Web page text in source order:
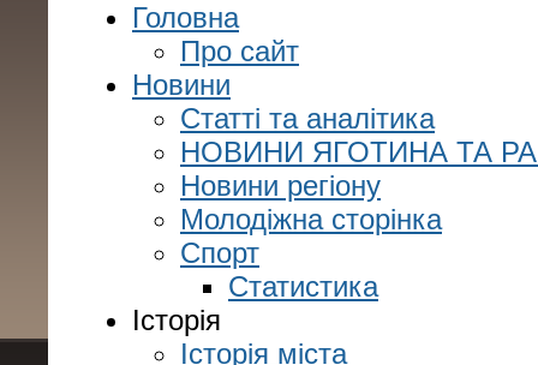
Головна
Про сайт
Новини
Статті та аналітика
НОВИНИ ЯГОТИНА ТА
Новини регіону
Молодіжна сторінка
Спорт
Статистика
Історія
Історія міста